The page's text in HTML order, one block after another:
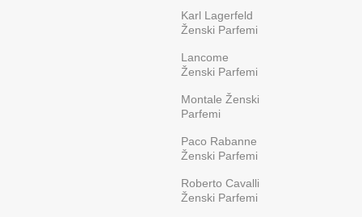
Karl Lagerfeld
Ženski Parfemi
Lancome
Ženski Parfemi
Montale Ženski
Parfemi
Paco Rabanne
Ženski Parfemi
Roberto Cavalli
Ženski Parfemi